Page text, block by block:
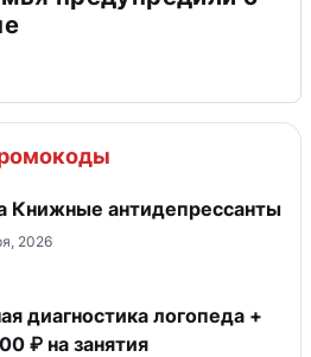
Книжные антидепрессанты
2026
диагностика логопеда +
₽ на занятия